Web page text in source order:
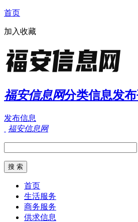
首页
加入收藏
福安信息网分类信息发
发布信息
福安信息网
首页
生活服务
商务服务
供求信息